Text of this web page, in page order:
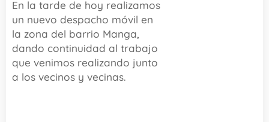
En la tarde de hoy realizamos
un nuevo despacho móvil en
la zona del barrio Manga,
dando continuidad al trabajo
que venimos realizando junto
a los vecinos y vecinas.